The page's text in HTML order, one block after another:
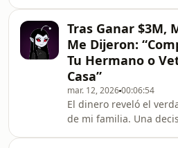
#AbusoDePoder
#DramaLaboral
Tras Ganar $3M,
Me Dijeron:
Tu Hermano o
Casa”
mar. 12, 202600:06:54
El dinero reveló el
de mi familia. Una